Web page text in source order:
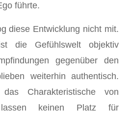
führte.
diese Entwicklung nicht mit.
die Gefühlswelt objektiv
gegenüber den
weiterhin authentisch.
Charakteristische von
keinen Platz für